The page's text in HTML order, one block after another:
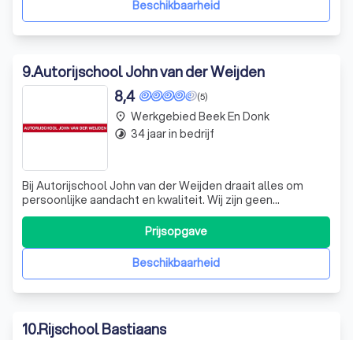
Beschikbaarheid
9.Autorijschool John van der Weijden
(5)
8,4
Bij Autorijschool John van der Weijden draait alles om
persoonlijke aandacht en kwaliteit. Wij zijn geen
lesfabriek, maar een rijschool die zich richt op het individu.
Met meer dan 25 jaar ervaring in de rijschoolbranche,
onderscheiden we ons door onze expertise en toewijding.
Onze rijschool is geveBeschikbaarheid
Prijsopgave
place Werkgebied Beek En Donk
timelapse 34 jaar in bedrijf
10.Rijschool Bastiaans